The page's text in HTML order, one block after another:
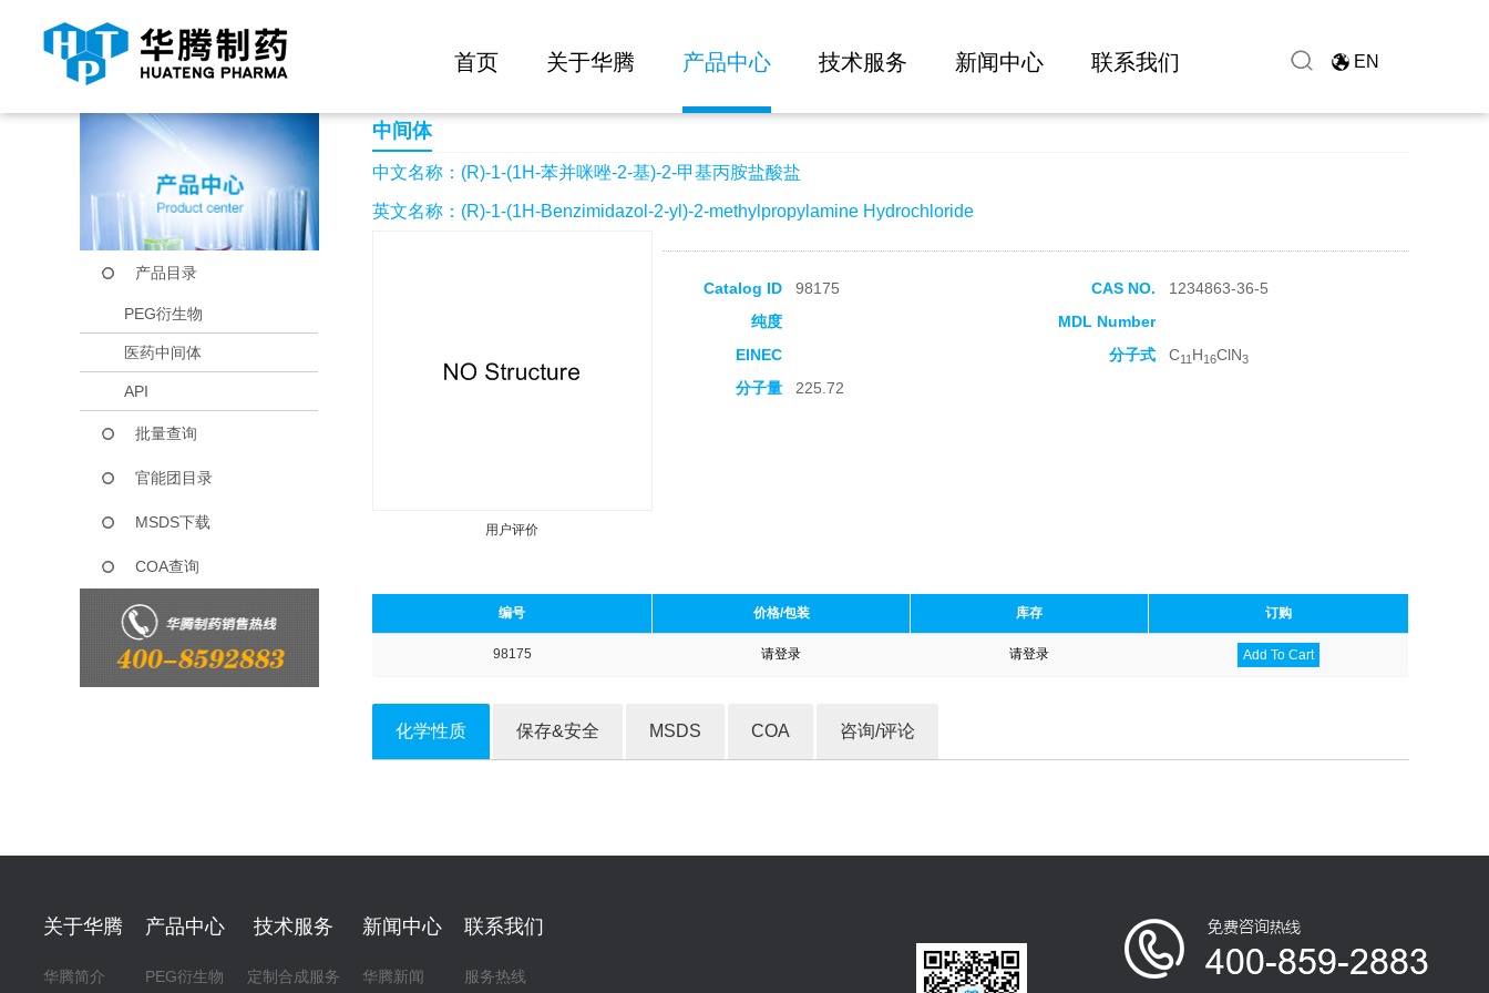
首页 关于华腾 产品中心 技术服务 新闻中心 联系我们 EN
当前位置： 首页 产品中心 (R)-1-(1H-苯并咪唑-2-基)-2-甲基丙胺盐酸盐
产品目录
PEG衍生物
医药中间体
API
批量查询
官能团目录
MSDS下载
COA查询
中间体
中文名称：(R)-1-(1H-苯并咪唑-2-基)-2-甲基丙胺盐酸盐
英文名称：(R)-1-(1H-Benzimidazol-2-yl)-2-methylpropylamine Hydrochloride
用户评价
Catalog ID 98175 CAS NO.
1234863-36-5
纯度
MDL Number
EINEC
分子式 C11 H16ClN3
分子量 225.72
编号 价格/包装 库存 订购
98175 请登录 请登录 Add To Cart
化学性质 保存&安全 MSDS COA 咨询/评论
关于华腾
华腾简介
产品中心
PEG衍生物
技术服务
定制合成服务
新闻中心
华腾新闻
联系我们
服务热线